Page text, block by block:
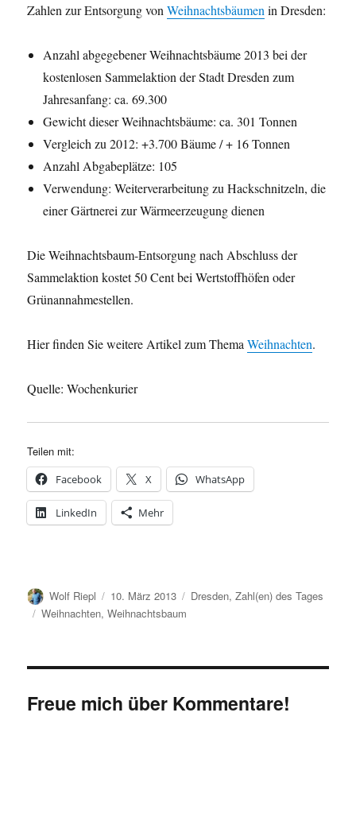
Zahlen zur Entsorgung vonWeihnachtsbäumen in Dresden:
Anzahl abgegebener Weihnachtsbäume 2013 bei der
kostenlosen Sammelaktion der Stadt Dresden zum
Jahresanfang: ca. 69.300
Gewicht dieser Weihnachtsbäume: ca. 301 Tonnen
Vergleich zu 2012: +3.700 Bäume / + 16 Tonnen
Anzahl Abgabeplätze: 105
Verwendung: Weiterverarbeitung zu Hackschnitzeln, die
einer Gärtnerei zur Wärmeerzeugung dienen
Die Weihnachtsbaum-Entsorgung nach Abschluss der
Sammelaktion kostet 50 Cent bei Wertstoffhöfen oder
Grünannahmestellen.
Hier finden Sie weitere Artikel zum ThemaWeihnachten.
Quelle: Wochenkurier
Teilen mit:
Facebook X WhatsApp
LinkedIn Mehr
Autor
Wolf Riepl
Veröffentlicht
am
10. März 2013 Kategorien
Dresden,Zahl(en) des Tages
Schlagwörter
Weihnachten,Weihnachtsbaum
Freue mich über Kommentare!